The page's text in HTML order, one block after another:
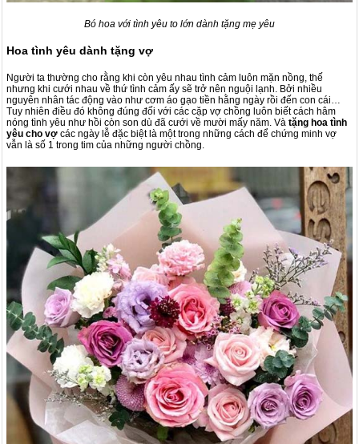
Bó hoa với tình yêu to lớn dành tặng mẹ yêu
Hoa tình yêu dành tặng vợ
Người ta thường cho rằng khi còn yêu nhau tình cảm luôn mặn nồng, thế
nhưng khi cưới nhau về thứ tình cảm ấy sẽ trở nên nguội lạnh. Bởi nhiều
nguyên nhân tác động vào như cơm áo gạo tiền hằng ngày rồi đến con cái…
Tuy nhiên điều đó không đúng đối với các cặp vợ chồng luôn biết cách hâm
nóng tình yêu như hồi còn son dù đã cưới về mười mấy năm. Và tặng hoa tình
yêu cho vợ các ngày lễ đặc biệt là một trong những cách để chứng minh vợ
vẫn là số 1 trong tim của những người chồng.